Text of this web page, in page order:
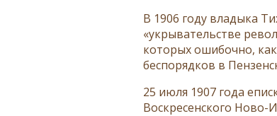
В 1906 году владыка
«укрывательстве
которых ошибочно,
беспорядков в
25 июля 1907 года
Воскресенского Ново-